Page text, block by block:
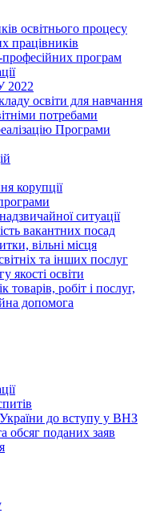
освітнього процесу
працівників
професійних програм
2022
освіти для навчання
потребами
Програми
корупції
ситуації
вакантних посад
вільні місця
та інших послуг
якості освіти
товарів, робіт і послуг,
допомога
до вступу у ВНЗ
обсяг поданих заяв